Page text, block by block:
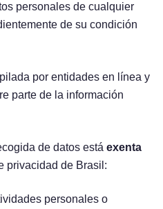
personales de cualquier
de su condición
por entidades en línea y
parte de la información
de datos está exenta
privacidad de Brasil:
personales o